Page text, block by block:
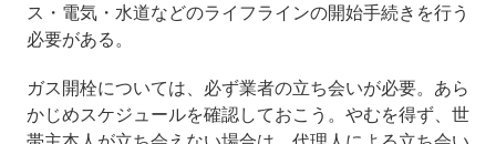
ス・電気・水道などのライフラインの開始手続きを行う
必要がある。
ガス開栓については、必ず業者の立ち会いが必要。あら
かじめスケジュールを確認しておこう。やむを得ず、世